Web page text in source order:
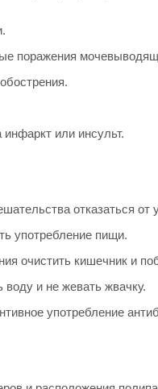
поражения
или инсульт.
отказаться
употребление пищи.
очистить кишечник и
и не жевать жвачку.
употребление